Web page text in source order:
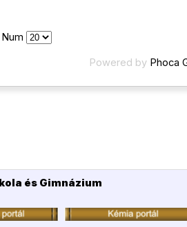
Powered by Phoca
és Gimnázium